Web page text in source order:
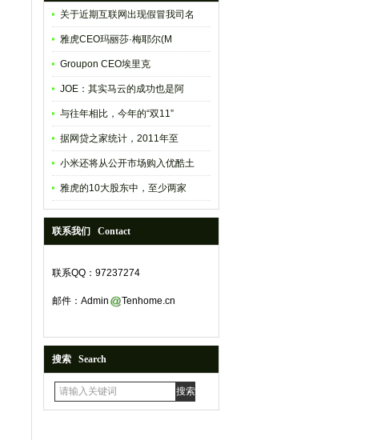
关于近期互联网出现假冒我司名
雅虎CEO玛丽莎·梅耶尔(M
Groupon CEO埃里克
JOE：其实马云的成功也是阿
与往年相比，今年的“双11”
据网贷之家统计，2011年至
小米还将从公开市场购入优酷土
雅虎的10大股东中，至少两家
联系我们 Contact
联系QQ：97237274
邮件：Admin Tenhome.cn
搜索 Search